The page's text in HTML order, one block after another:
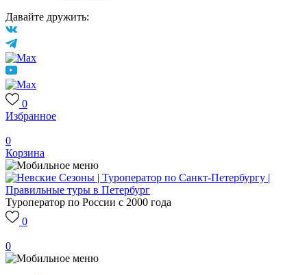
Давайте дружить:
0
Избранное
0
Корзина
Туроператор по России с 2000 года
0
0